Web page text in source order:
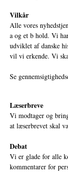
Vilkår
Alle vores
a og et b hold. Vi
udviklet af danske
vil vi erkende. Vi
Se
Læserbreve
Vi modtager og
at læserbrevet skal
Debat
Vi er glade for alle
kommentarer for